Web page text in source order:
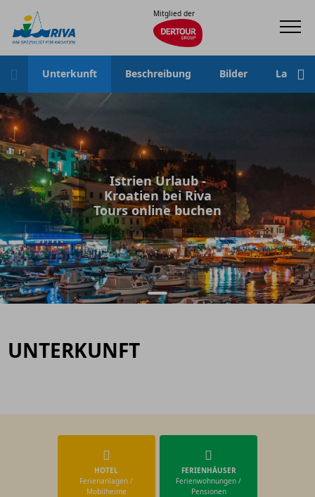
Mitglied der
Unterkunft Beschreibung Bilder Lage
Istrien Urlaub -
Kroatien bei Riva
Tours online buchen
UNTERKUNFT
HOTEL
Ferienanlagen /
Mobilheime
FERIENHÄUSER
Ferienwohnungen /
Pensionen